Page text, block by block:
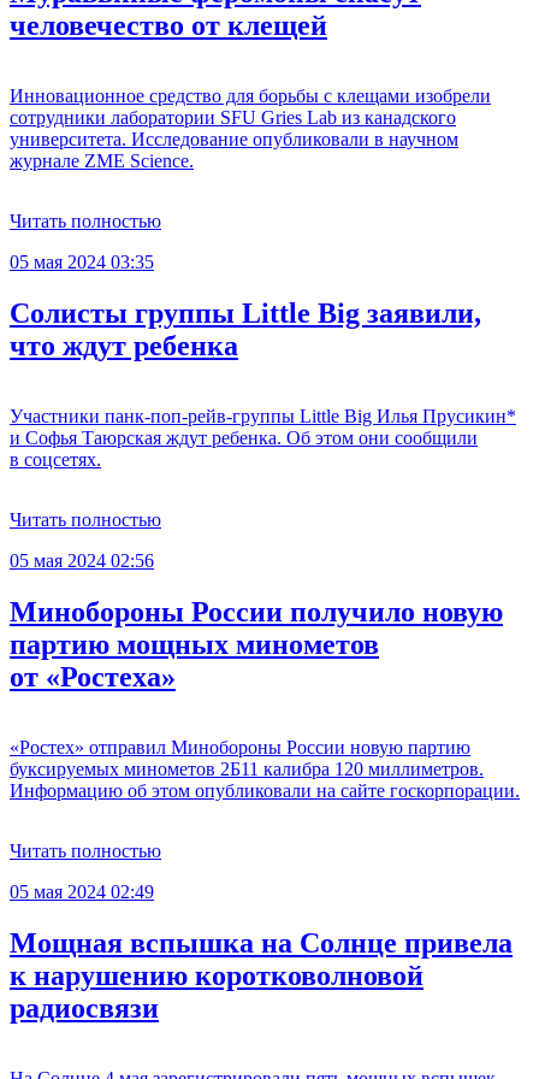
человечество от клещей
Инновационное средство для борьбы с клещами изобрели
сотрудники лаборатории SFU Gries Lab из канадского
университета. Исследование опубликовали в научном
журнале ZME Science.
Читать полностью
05 мая 2024 03:35
Солисты группы Little Big заявили,
что ждут ребенка
Участники панк-поп-рейв-группы Little Big Илья Прусикин*
и Софья Таюрская ждут ребенка. Об этом они сообщили
в соцсетях.
Читать полностью
05 мая 2024 02:56
Минобороны России получило новую
партию мощных минометов
от «Ростеха»
«Ростех» отправил Минобороны России новую партию
буксируемых минометов 2Б11 калибра 120 миллиметров.
Информацию об этом опубликовали на сайте госкорпорации.
Читать полностью
05 мая 2024 02:49
Мощная вспышка на Солнце привела
к нарушению коротковолновой
радиосвязи